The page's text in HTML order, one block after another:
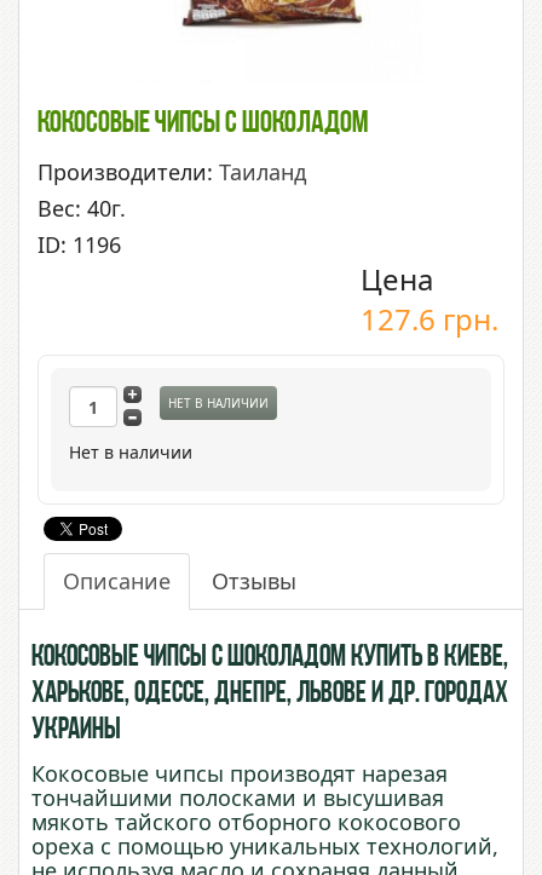
Кокосовые Чипсы С Шоколадом
Производители: Таиланд
Вес: 40г.
ID: 1196
Цена
127.6 грн.
НЕТ В НАЛИЧИИ
Нет в наличии
Описание Отзывы
Кокосовые чипсы с Шоколадом купить в Киеве,
Харькове, Одессе, Днепре, Львове и др. городах
Украины
Кокосовые чипсы производят нарезая
тончайшими полосками и высушивая
мякоть тайского отборного кокосового
ореха с помощью уникальных технологий,